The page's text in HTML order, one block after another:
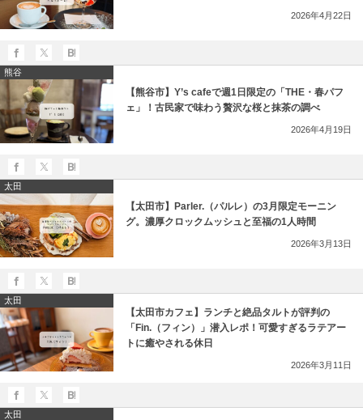
2026年4月22日
熊谷
【熊谷市】Y’s cafeで週1日限定の「THE・春パフ
ェ」！古民家で味わう贅沢な桜と抹茶の調べ
2026年4月19日
太田
【太田市】Parler.（パルレ）の3月限定モーニン
グ。濃厚クロックムッシュと至福の1人時間
2026年3月13日
太田
【太田市カフェ】ランチと絶品タルトが評判の
「Fin.（フィン）」潜入レポ！可愛すぎるラテアー
トに癒やされる休日
2026年3月11日
太田